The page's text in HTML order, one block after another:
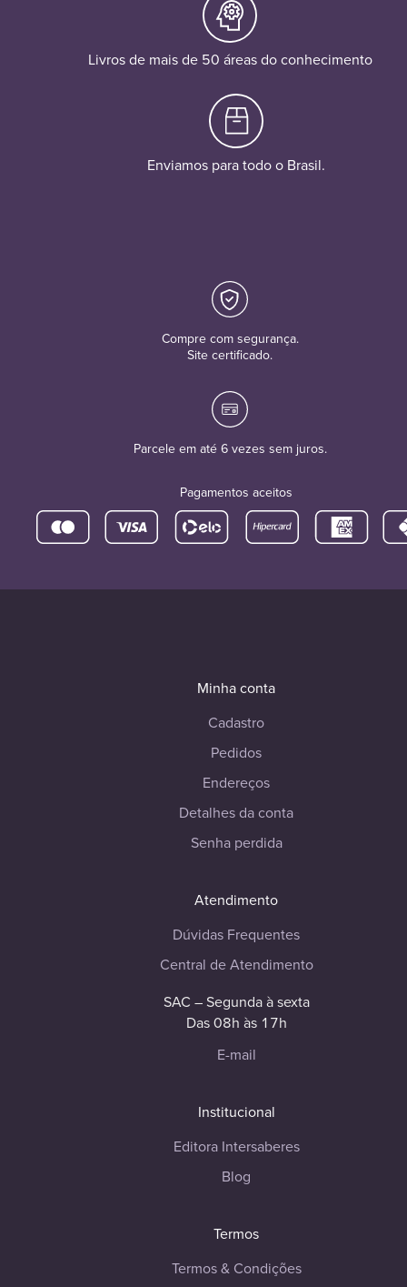
Livros de mais de 50 áreas do conhecimento
Enviamos para todo o Brasil.
Compre com segurança.
Site certificado.
Parcele em até 6 vezes sem juros.
Pagamentos aceitos
Minha conta
Cadastro
Pedidos
Endereços
Detalhes da conta
Senha perdida
Atendimento
Dúvidas Frequentes
Central de Atendimento
SAC – Segunda à sexta
Das 08h às 17h
E-mail
Institucional
Editora Intersaberes
Blog
Termos
Termos & Condições